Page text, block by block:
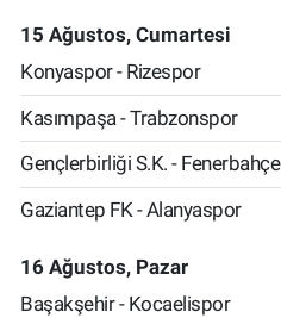
15 Ağustos, Cumartesi
Konyaspor - Rizespor
Kasımpaşa - Trabzonspor
Gençlerbirliği S.K. - Fenerbahçe
Gaziantep FK - Alanyaspor
16 Ağustos, Pazar
Başakşehir - Kocaelispor